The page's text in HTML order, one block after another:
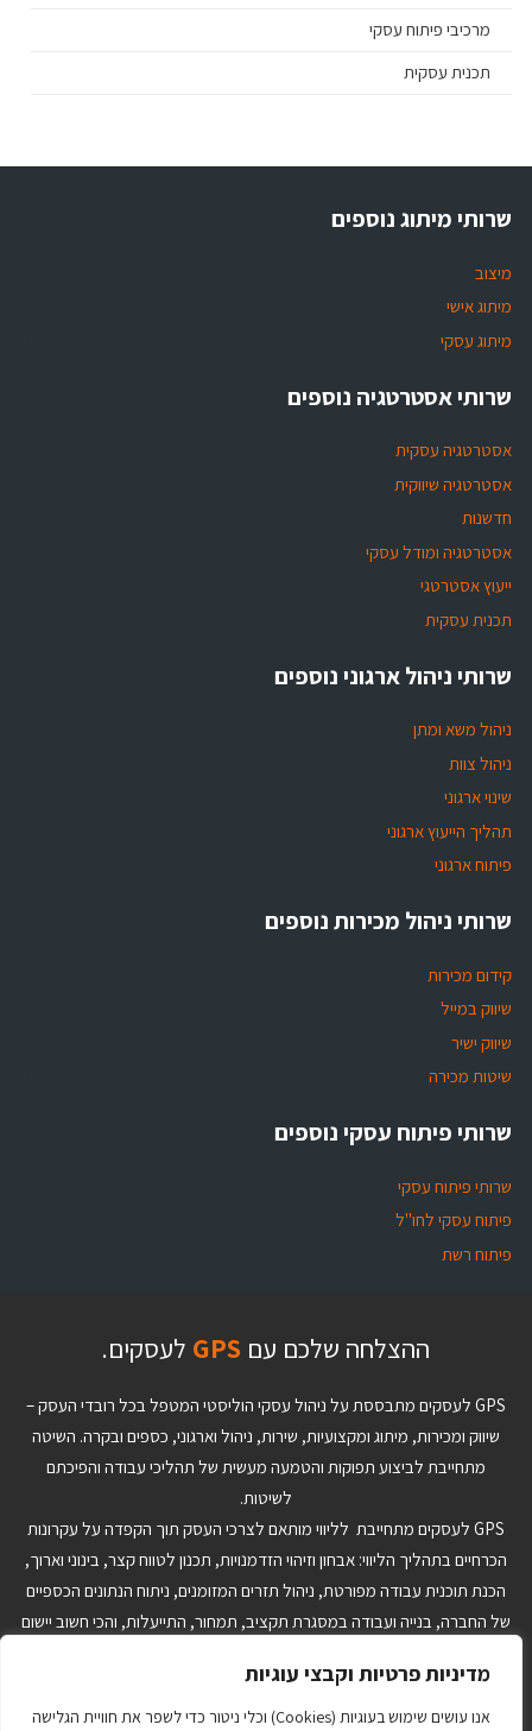
מדיניות פרטיות וקבצי עוגיות
אנו עושים שימוש בעוגיות (Cookies) וכלי ניטור כדי לשפר את חוויית הגלישה
מרכיבי פיתוח עסקי
תכנית עסקית
שרותי מיתוג נוספים
מיצוב
מיתוג אישי
מיתוג עסקי
שרותי אסטרטגיה נוספים
אסטרטגיה עסקית
אסטרטגיה שיווקית
חדשנות
אסטרטגיה ומודל עסקי
ייעוץ אסטרטגי
תכנית עסקית
שרותי ניהול ארגוני נוספים
ניהול משא ומתן
ניהול צוות
שינוי ארגוני
תהליך הייעוץ ארגוני
פיתוח ארגוני
שרותי ניהול מכירות נוספים
קידום מכירות
שיווק במייל
שיווק ישיר
שיטות מכירה
שרותי פיתוח עסקי נוספים
שרותי פיתוח עסקי
פיתוח עסקי לחו"ל
פיתוח רשת
ההצלחה שלכם עם GPS לעסקים.
GPS לעסקים מתבססת על ניהול עסקי הוליסטי המטפל בכל רובדי העסק –
שיווק ומכירות, מיתוג ומקצועיות, שירות, ניהול וארגוני, כספים ובקרה. השיטה
מתחייבת לביצוע תפוקות והטמעה מעשית של תהליכי עבודה והפיכתם
לשיטות.
GPS לעסקים מתחייבת לליווי מותאם לצרכי העסק תוך הקפדה על עקרונות
הכרחיים בתהליך הליווי: אבחון וזיהוי הזדמנויות, תכנון לטווח קצר, בינוני וארוך,
הכנת תוכנית עבודה מפורטת, ניהול תזרים המזומנים, ניתוח הנתונים הכספיים
של החברה, בנייה ועבודה במסגרת תקציב, תמחור, התייעלות, והכי חשוב יישום
עבורך כלי ניהול מותאמים אישית שיאפשרו לך לנהל את העסק בצורה טובה
יותר בתהליכי היום יום ויתרה מזו יתנו לך יכולת לקבל החלטות אסטרטגיות על